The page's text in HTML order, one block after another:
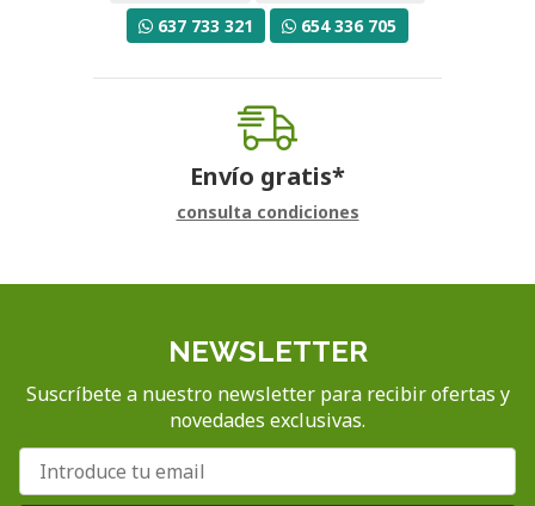
637 733 321
654 336 705
Envío gratis*
consulta condiciones
NEWSLETTER
Suscríbete a nuestro newsletter para recibir ofertas y
novedades exclusivas.